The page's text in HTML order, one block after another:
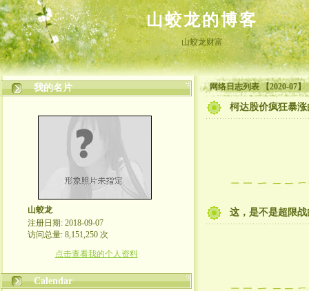
山蛟龙的博客
山蛟龙财富
我的名片
山蛟龙
注册日期: 2018-09-07
访问总量: 8,151,250 次
点击查看我的个人资料
Calendar
网络日志列表 【2020-07】
柯达股价疯狂暴
这，是不是超限